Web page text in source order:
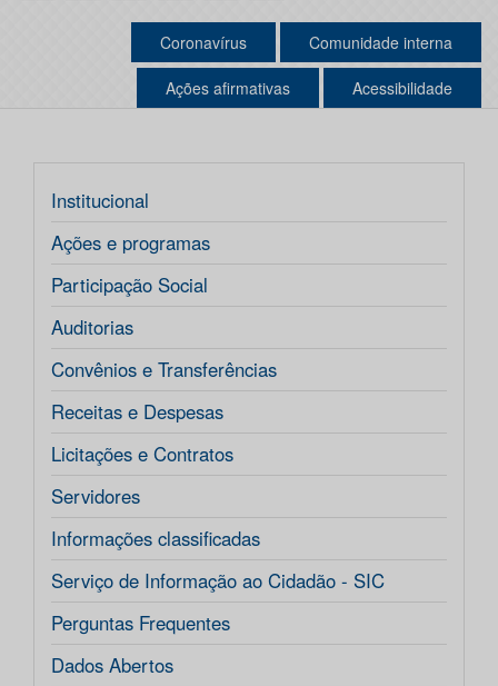
Coronavírus Comunidade interna
Ações afirmativas Acessibilidade
Institucional
Ações e programas
Participação Social
Auditorias
Convênios e Transferências
Receitas e Despesas
Licitações e Contratos
Servidores
Informações classificadas
Serviço de Informação ao Cidadão - SIC
Perguntas Frequentes
Dados Abertos